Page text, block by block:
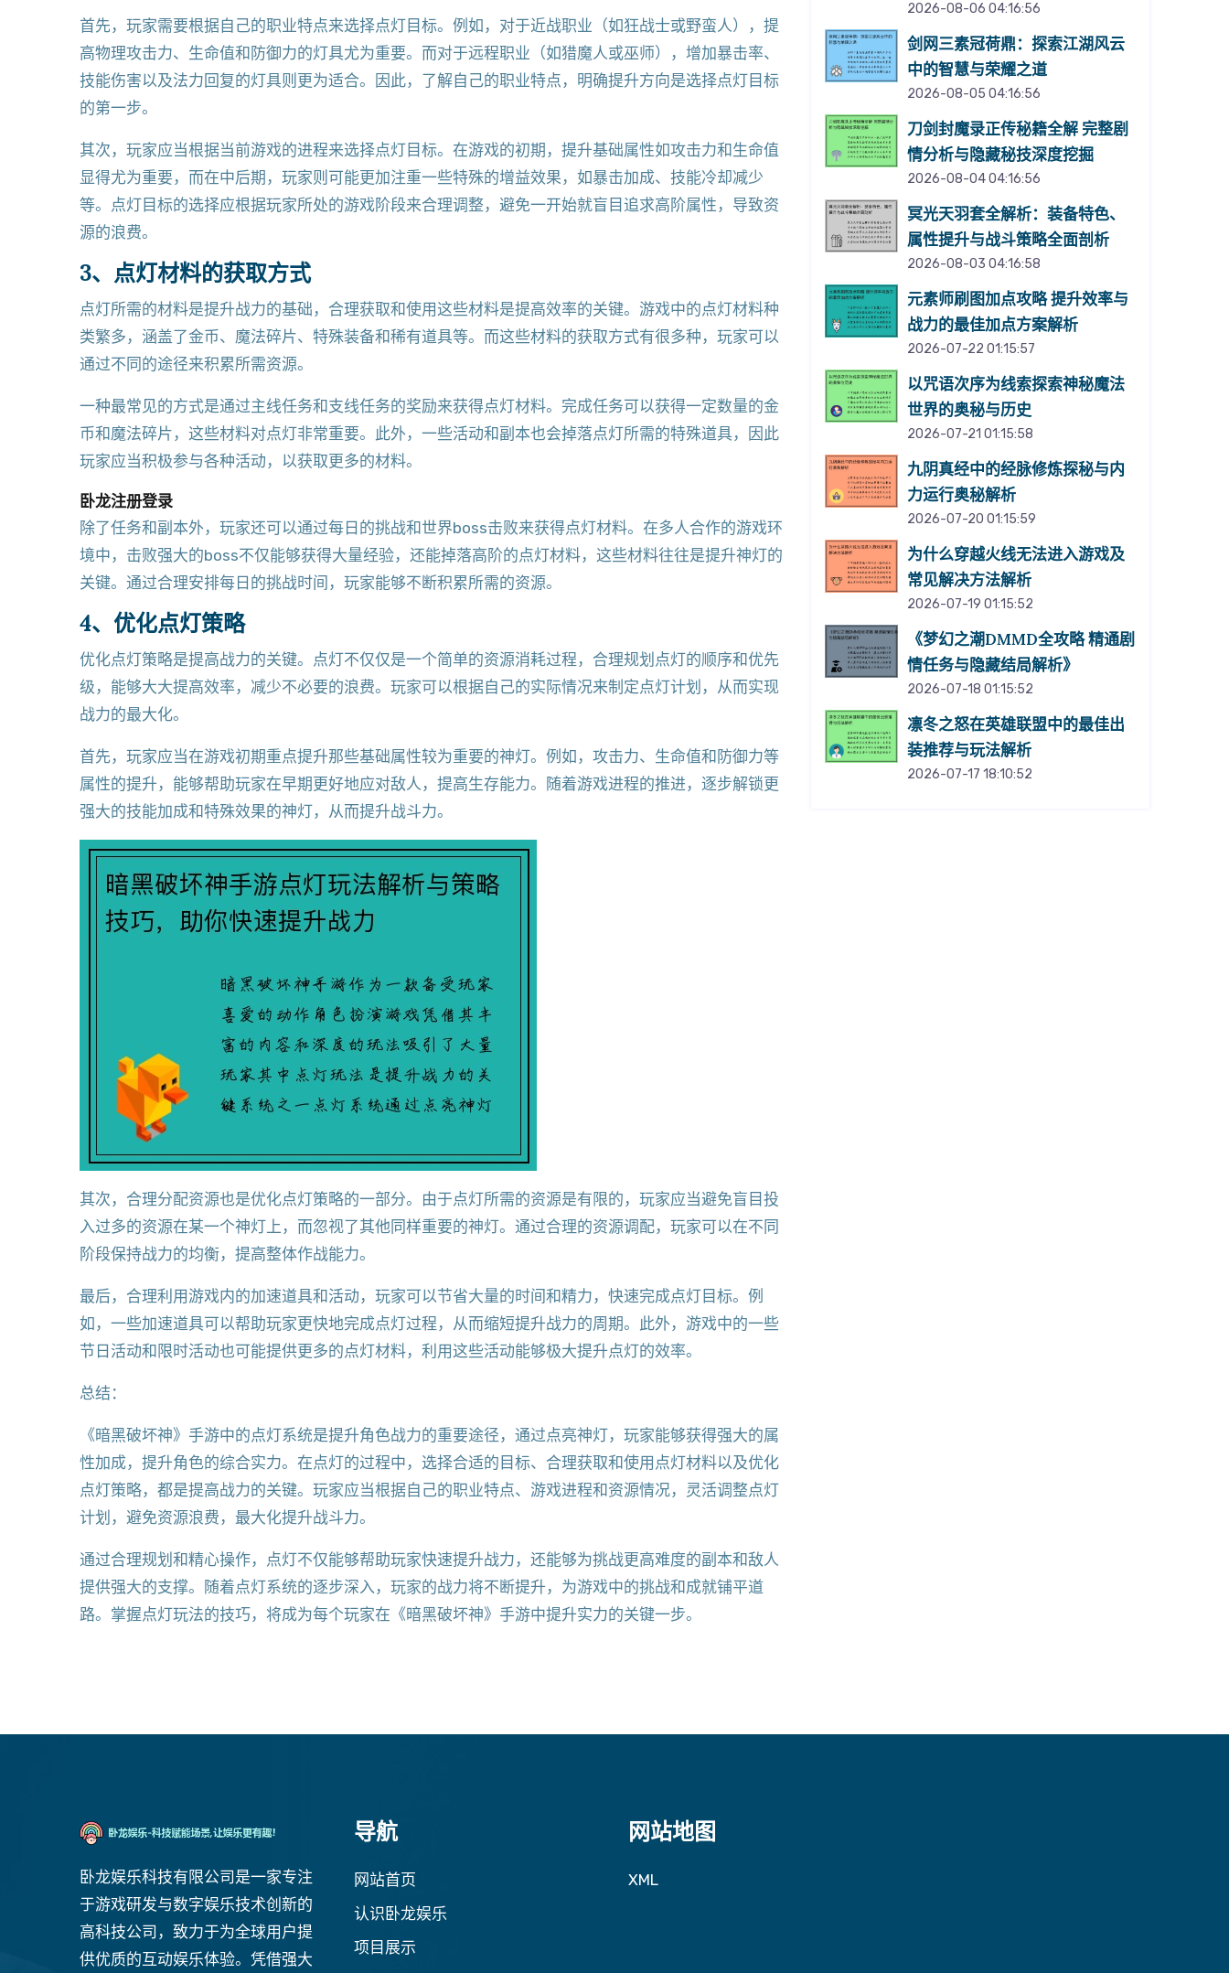
首先，玩家需要根据自己的职业特点来选择点灯目标。例如，对于近战职业（如狂战士或野蛮人），提
高物理攻击力、生命值和防御力的灯具尤为重要。而对于远程职业（如猎魔人或巫师），增加暴击率、
技能伤害以及法力回复的灯具则更为适合。因此，了解自己的职业特点，明确提升方向是选择点灯目标
的第一步。
其次，玩家应当根据当前游戏的进程来选择点灯目标。在游戏的初期，提升基础属性如攻击力和生命值
显得尤为重要，而在中后期，玩家则可能更加注重一些特殊的增益效果，如暴击加成、技能冷却减少
等。点灯目标的选择应根据玩家所处的游戏阶段来合理调整，避免一开始就盲目追求高阶属性，导致资
源的浪费。
3、点灯材料的获取方式
点灯所需的材料是提升战力的基础，合理获取和使用这些材料是提高效率的关键。游戏中的点灯材料种
类繁多，涵盖了金币、魔法碎片、特殊装备和稀有道具等。而这些材料的获取方式有很多种，玩家可以
通过不同的途径来积累所需资源。
一种最常见的方式是通过主线任务和支线任务的奖励来获得点灯材料。完成任务可以获得一定数量的金
币和魔法碎片，这些材料对点灯非常重要。此外，一些活动和副本也会掉落点灯所需的特殊道具，因此
玩家应当积极参与各种活动，以获取更多的材料。
卧龙注册登录
除了任务和副本外，玩家还可以通过每日的挑战和世界boss击败来获得点灯材料。在多人合作的游戏环
境中，击败强大的boss不仅能够获得大量经验，还能掉落高阶的点灯材料，这些材料往往是提升神灯的
关键。通过合理安排每日的挑战时间，玩家能够不断积累所需的资源。
4、优化点灯策略
优化点灯策略是提高战力的关键。点灯不仅仅是一个简单的资源消耗过程，合理规划点灯的顺序和优先
级，能够大大提高效率，减少不必要的浪费。玩家可以根据自己的实际情况来制定点灯计划，从而实现
战力的最大化。
首先，玩家应当在游戏初期重点提升那些基础属性较为重要的神灯。例如，攻击力、生命值和防御力等
属性的提升，能够帮助玩家在早期更好地应对敌人，提高生存能力。随着游戏进程的推进，逐步解锁更
强大的技能加成和特殊效果的神灯，从而提升战斗力。
其次，合理分配资源也是优化点灯策略的一部分。由于点灯所需的资源是有限的，玩家应当避免盲目投
入过多的资源在某一个神灯上，而忽视了其他同样重要的神灯。通过合理的资源调配，玩家可以在不同
阶段保持战力的均衡，提高整体作战能力。
最后，合理利用游戏内的加速道具和活动，玩家可以节省大量的时间和精力，快速完成点灯目标。例
如，一些加速道具可以帮助玩家更快地完成点灯过程，从而缩短提升战力的周期。此外，游戏中的一些
节日活动和限时活动也可能提供更多的点灯材料，利用这些活动能够极大提升点灯的效率。
总结：
《暗黑破坏神》手游中的点灯系统是提升角色战力的重要途径，通过点亮神灯，玩家能够获得强大的属
性加成，提升角色的综合实力。在点灯的过程中，选择合适的目标、合理获取和使用点灯材料以及优化
点灯策略，都是提高战力的关键。玩家应当根据自己的职业特点、游戏进程和资源情况，灵活调整点灯
计划，避免资源浪费，最大化提升战斗力。
通过合理规划和精心操作，点灯不仅能够帮助玩家快速提升战力，还能够为挑战更高难度的副本和敌人
提供强大的支撑。随着点灯系统的逐步深入，玩家的战力将不断提升，为游戏中的挑战和成就铺平道
路。掌握点灯玩法的技巧，将成为每个玩家在《暗黑破坏神》手游中提升实力的关键一步。
2026-08-06 04:16:56
剑网三素冠荷鼎：探索江湖风云
中的智慧与荣耀之道
2026-08-05 04:16:56
刀剑封魔录正传秘籍全解 完整剧
情分析与隐藏秘技深度挖掘
2026-08-04 04:16:56
冥光天羽套全解析：装备特色、
属性提升与战斗策略全面剖析
2026-08-03 04:16:58
元素师刷图加点攻略 提升效率与
战力的最佳加点方案解析
2026-07-22 01:15:57
以咒语次序为线索探索神秘魔法
世界的奥秘与历史
2026-07-21 01:15:58
九阴真经中的经脉修炼探秘与内
力运行奥秘解析
2026-07-20 01:15:59
为什么穿越火线无法进入游戏及
常见解决方法解析
2026-07-19 01:15:52
《梦幻之潮DMMD全攻略 精通剧
情任务与隐藏结局解析》
2026-07-18 01:15:52
凛冬之怒在英雄联盟中的最佳出
装推荐与玩法解析
2026-07-17 18:10:52
卧龙娱乐科技有限公司是一家专注
于游戏研发与数字娱乐技术创新的
高科技公司，致力于为全球用户提
供优质的互动娱乐体验。凭借强大
导航
网站首页
认识卧龙娱乐
项目展示
网站地图
XML